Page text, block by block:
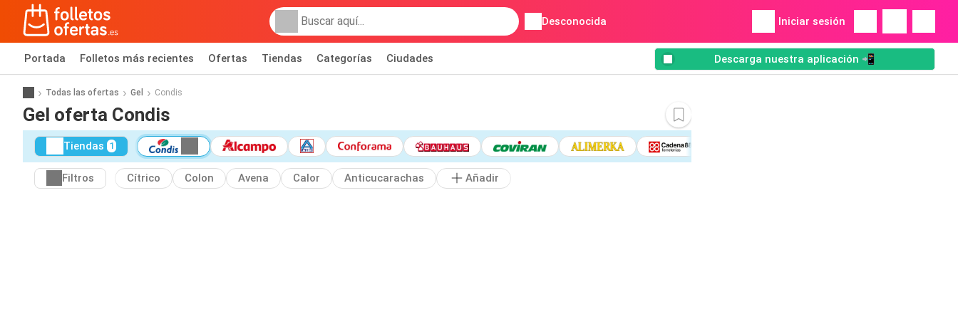
Desconocida Iniciar sesión
Portada Folletos más recientes Ofertas Tiendas Categorías Ciudades Descarga nuestra aplicación 📲
Todas las ofertas Gel Condis
Gel oferta Condis
Tiendas 1
Filtros Cítrico Colon Avena Calor Anticucarachas Añadir